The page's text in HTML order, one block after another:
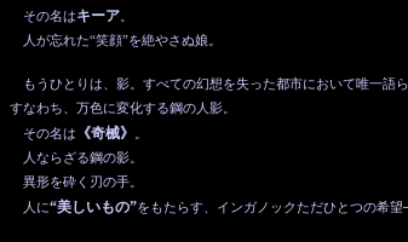
その名はキーア。
人が忘れた“笑顔”を絶やさぬ娘。
もうひとりは、影。すべての幻想を失った都市において唯一語ら
すなわち、万色に変化する鋼の人影。
その名は
《奇械》
。
人ならざる鋼の影。
異形を砕く刃の手。
人に“美しいもの”をもたらす、インガノックただひとつの希